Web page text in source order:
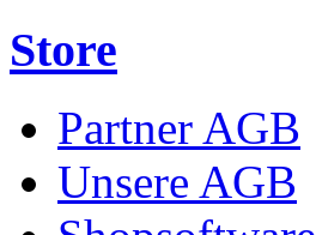
Store
Partner AGB
Unsere AGB